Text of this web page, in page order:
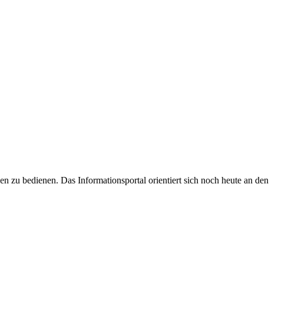
zu bedienen. Das Informationsportal orientiert sich noch heute an den